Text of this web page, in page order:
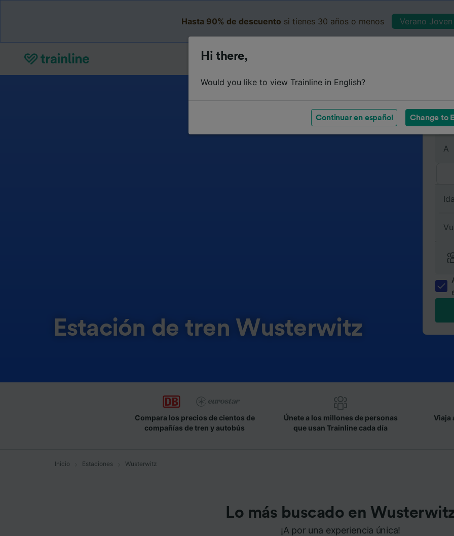
Hasta 90% de descuento si tienes 30 años o menos Verano
Estación de tren Wusterwitz
De
A
Compara los precios de cientos de
compañías de tren y autobús
Únete a los millones de personas
que usan Trainline cada día
Viaja
Inicio Estaciones Wusterwitz
Lo más buscado en
¡A por una experiencia única!
Hi there,
Would you like to view Trainline in English?
Continuar en español Change to